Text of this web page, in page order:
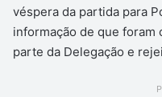
véspera da partida para
informação de que foram
parte da Delegação e